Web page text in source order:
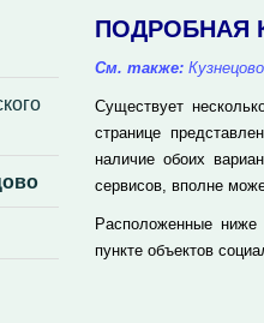
ПОДРОБНАЯ
См. также:
Существует
странице
наличие обоих
сервисов, вполне
Расположенные
пункте объектов